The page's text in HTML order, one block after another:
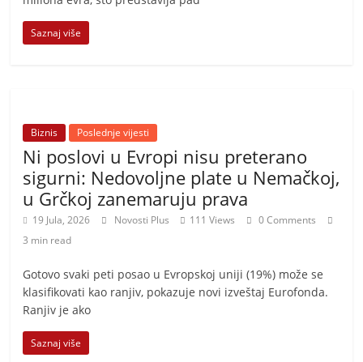
Saznaj više
Biznis Poslednje vijesti
Ni poslovi u Evropi nisu preterano
sigurni: Nedovoljne plate u Nemačkoj,
u Grčkoj zanemaruju prava
19 Jula, 2026 Novosti Plus 111 Views
0 Comments
3 min read
Gotovo svaki peti posao u Evropskoj uniji (19%) može se
klasifikovati kao ranjiv, pokazuje novi izveštaj Eurofonda.
Ranjiv je ako
Saznaj više